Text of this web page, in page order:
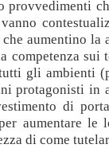
provvedimenti
aumentino la
competenza sui
gli ambienti
protagonisti in
di
aumentare le
di come